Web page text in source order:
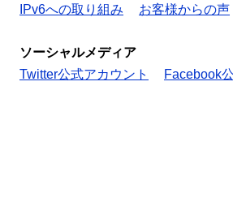
IPv6への取り組み
お客様からの声
ソーシャルメディア
Twitter公式アカウント
Facebook